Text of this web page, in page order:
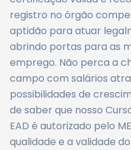
registro no órgão
aptidão para atuar
abrindo portas para as
emprego. Não perca a
campo com salários
possibilidades de
de saber que nosso
EAD é autorizado pelo
qualidade e a validade